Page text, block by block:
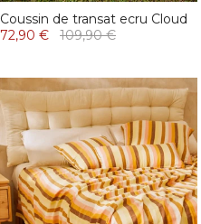
Coussin de transat ecru Cloud
72,90 €
109,90 €